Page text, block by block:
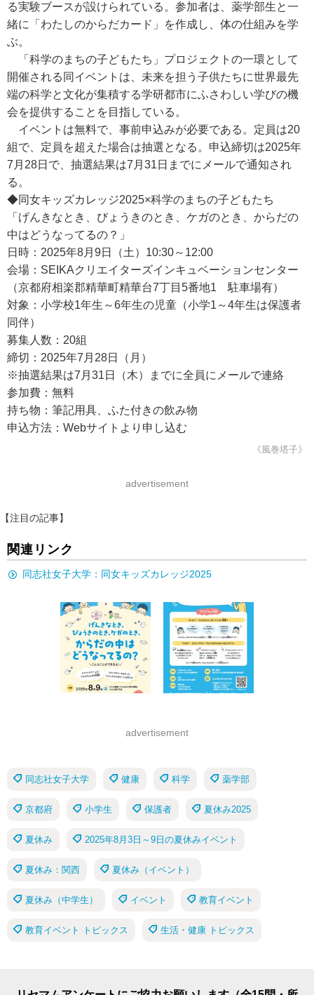
る実験ブースが設けられている。参加者は、薬学部生と一
緒に「わたしのからだカード」を作成し、体の仕組みを学
ぶ。
「科学のまちの子どもたち」プロジェクトの一環として
開催される同イベントは、未来を担う子供たちに世界最先
端の科学と文化が集積する学研都市にふさわしい学びの機
会を提供することを目指している。
イベントは無料で、事前申込みが必要である。定員は20
組で、定員を超えた場合は抽選となる。申込締切は2025年
7月28日で、抽選結果は7月31日までにメールで通知され
る。
◆同女キッズカレッジ2025×科学のまちの子どもたち
「げんきなとき、びょうきのとき、ケガのとき、からだの
中はどうなってるの？」
日時：2025年8月9日（土）10:30～12:00
会場：SEIKAクリエイターズインキュベーションセンター
（京都府相楽郡精華町精華台7丁目5番地1 駐車場有）
対象：小学校1年生～6年生の児童（小学1～4年生は保護者
同伴）
募集人数：20組
締切：2025年7月28日（月）
※抽選結果は7月31日（木）までに全員にメールで連絡
参加費：無料
持ち物：筆記用具、ふた付きの飲み物
申込方法：Webサイトより申し込む
《風巻塔子》
advertisement
【注目の記事】
関連リンク
同志社女子大学：同女キッズカレッジ2025
advertisement
同志社女子大学 健康 科学 薬学部
京都府 小学生 保護者 夏休み2025
夏休み 2025年8月3日～9日の夏休みイベント
夏休み：関西 夏休み（イベント）
夏休み（中学生） イベント 教育イベント
教育イベント トピックス 生活・健康 トピックス